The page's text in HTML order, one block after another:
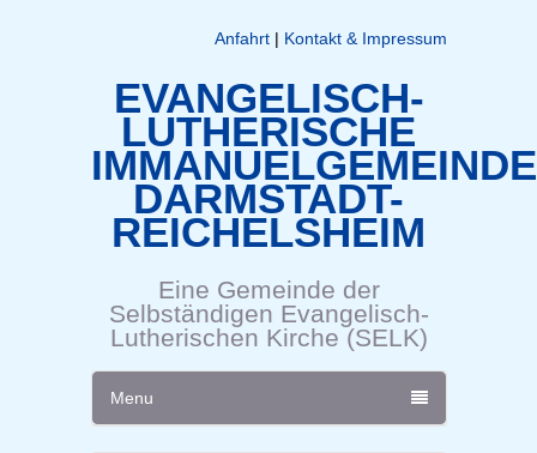
Anfahrt| Kontakt & Impressum
EVANGELISCH-
LUTHERISCHE
IMMANUELGEMEINDE
DARMSTADT-
REICHELSHEIM
Eine Gemeinde der
Selbständigen Evangelisch-
Lutherischen Kirche (SELK)
Menu